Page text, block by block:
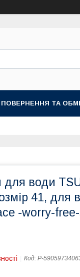
ПОВЕРНЕННЯ ТА
для води
41, для
-worry-
Код: P-